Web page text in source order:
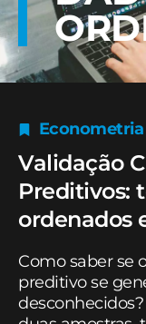
Validação
Preditivos:
ordenados
Como saber se
preditivo se